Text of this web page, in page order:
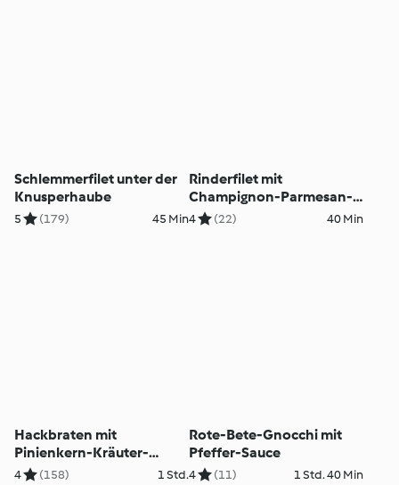
Schlemmerfilet unter der
Knusperhaube
5 (179) 45 Min
Rinderfilet mit
Champignon-Parmesan-
Kruste
4 (22) 40 Min
Hackbraten mit
Pinienkern-Kräuter-
Kruste und Gemüsesauce
4 (158) 1 Std.
Rote-Bete-Gnocchi mit
Pfeffer-Sauce
4 (11) 1 Std. 40 Min